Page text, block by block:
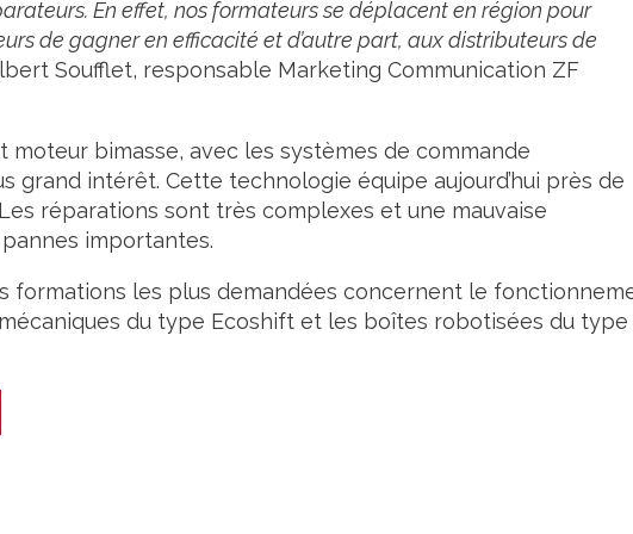
En effet, nos formateurs se déplacent en région pour
de gagner en efficacité et d’autre part, aux distributeurs de
Soufflet, responsable Marketing Communication ZF
moteur bimasse, avec les systèmes de commande
grand intérêt. Cette technologie équipe aujourd’hui près de
réparations sont très complexes et une mauvaise
importantes.
formations les plus demandées concernent le
du type Ecoshift et les boîtes robotisées du type